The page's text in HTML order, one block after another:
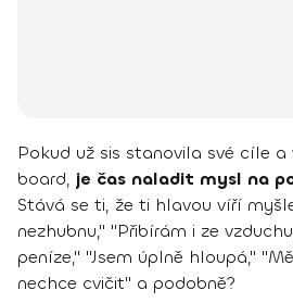
Pokud už sis stanovila své cíle a
board, je čas naladit mysl na
Stává se ti, že ti hlavou víří
nezhubnu," "Přibírám i ze
peníze," "Jsem úplně hloupá,"
nechce cvičit" a podobně?